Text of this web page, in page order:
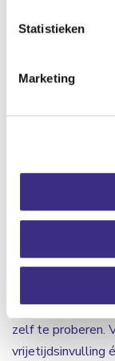
Statistieken
Marketing
bieden die zij
zintuiglijke
begeleiding tot
zorg en
zorgbehoefte.
verstaanbaar
nodig hebben.
cliënten kunnen
moeilijke
ondersteun je bij
(ADL). De
zelf te proberen.
vrijetijdsinvulling